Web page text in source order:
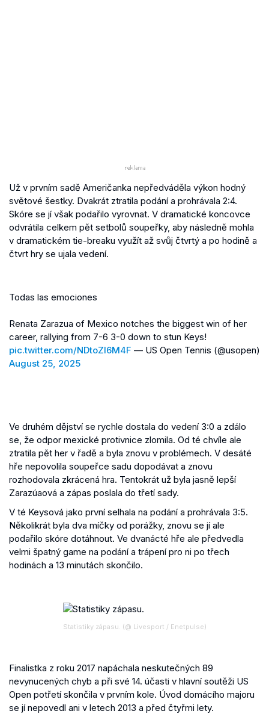
Už v prvním sadě Američanka nepředváděla výkon hodný
světové šestky. Dvakrát ztratila podání a prohrávala 2:4.
Skóre se jí však podařilo vyrovnat. V dramatické koncovce
odvrátila celkem pět setbolů soupeřky, aby následně mohla
v dramatickém tie-breaku využít až svůj čtvrtý a po hodině a
čtvrt hry se ujala vedení.
Todas las emociones
Renata Zarazua of Mexico notches the biggest win of her
career, rallying from 7-6 3-0 down to stun Keys!
pic.twitter.com/NDtoZl6M4F — US Open Tennis (@usopen)
August 25, 2025
Ve druhém dějství se rychle dostala do vedení 3:0 a zdálo
se, že odpor mexické protivnice zlomila. Od té chvíle ale
ztratila pět her v řadě a byla znovu v problémech. V desáté
hře nepovolila soupeřce sadu dopodávat a znovu
rozhodovala zkrácená hra. Tentokrát už byla jasně lepší
Zarazúaová a zápas poslala do třetí sady.
V té Keysová jako první selhala na podání a prohrávala 3:5.
Několikrát byla dva míčky od porážky, znovu se jí ale
podařilo skóre dotáhnout. Ve dvanácté hře ale předvedla
velmi špatný game na podání a trápení pro ni po třech
hodinách a 13 minutách skončilo.
Statistiky zápasu. (@ Livesport / Enetpulse)
Finalistka z roku 2017 napáchala neskutečných 89
nevynucených chyb a při své 14. účasti v hlavní soutěži US
Open potřetí skončila v prvním kole. Úvod domácího majoru
se jí nepovedl ani v letech 2013 a před čtyřmi lety.